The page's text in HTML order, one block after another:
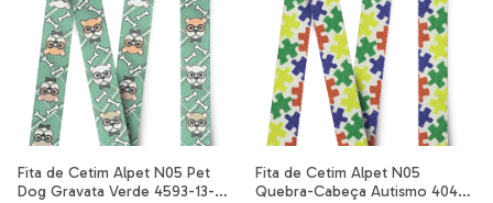
Fita de Cetim Alpet N05 Pet
Dog Gravata Verde 4593-13-
Fita de Cetim Alpet N05
Quebra-Cabeça Autismo 4042-